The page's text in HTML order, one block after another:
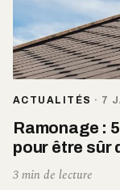
ACTUALITÉS · 7
Ramonage :
pour être sûr
3 min de lecture